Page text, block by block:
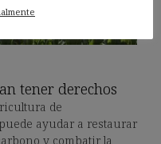
tener derechos
de
ayudar a restaurar
y combatir la